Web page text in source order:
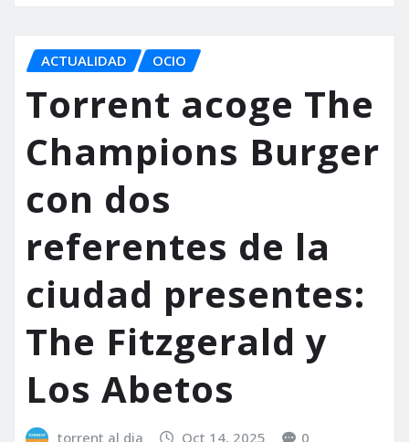
ACTUALIDAD OCIO
Torrent acoge The
Champions Burger
con dos
referentes de la
ciudad presentes:
The Fitzgerald y
Los Abetos
torrent al dia Oct 14, 2025 0